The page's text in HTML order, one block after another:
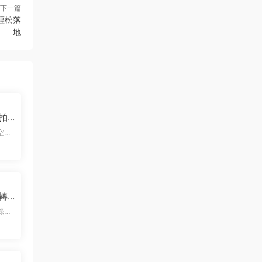
下一篇
松落
地